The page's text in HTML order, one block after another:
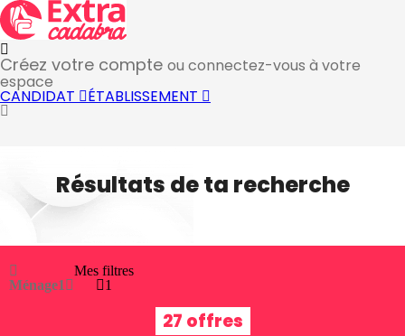
Créez votre compte ou connectez-vous à votre
espace
CANDIDAT ÉTABLISSEMENT
Résultats de ta recherche
Ménage1
Mes filtres
1
27 offres